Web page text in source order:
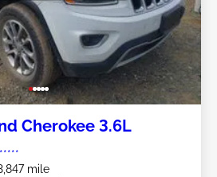
Cherokee 3.6L
mile